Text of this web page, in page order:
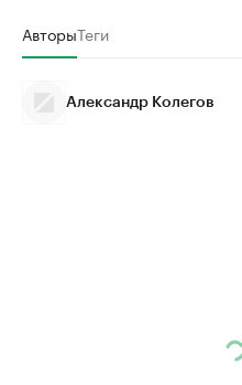
АвторыТеги
Александр Колегов